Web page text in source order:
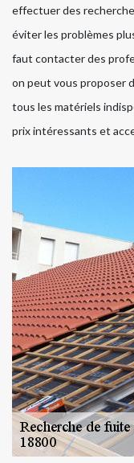
effectuer des
éviter les problèmes
faut contacter des
on peut vous proposer
tous les matériels
prix intéressants et